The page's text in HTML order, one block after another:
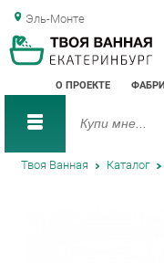
Эль-Монте
О ПРОЕКТЕ
Твоя Ванная Каталог